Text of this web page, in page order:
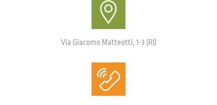
Via Giacomo Matteotti, 1-3 (RI)